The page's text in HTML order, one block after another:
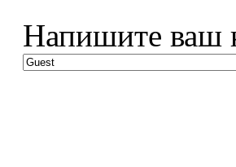
Напишите ваш